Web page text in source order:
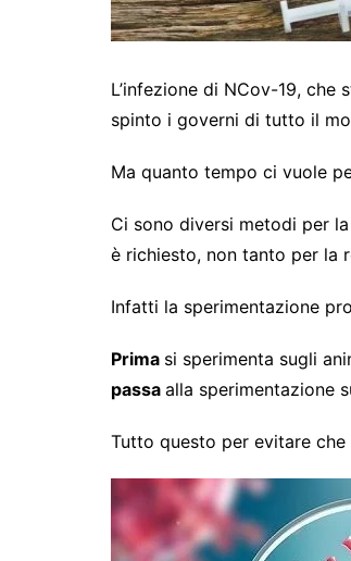
L’infezione di NCov-19, che
spinto i governi di tutto il
Ma quanto tempo ci vuole
Ci sono diversi metodi per
è richiesto, non tanto per la
Infatti la sperimentazione
Prima si sperimenta sugli
passa alla sperimentazione
Tutto questo per evitare